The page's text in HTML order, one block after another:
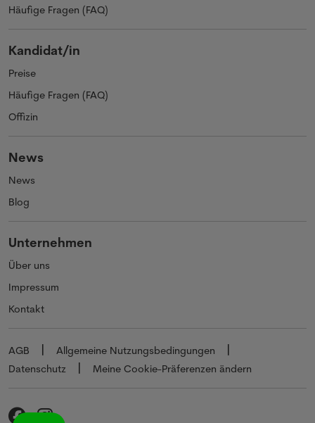
Häufige Fragen (FAQ)
Kandidat/in
Preise
Häufige Fragen (FAQ)
Offizin
News
News
Blog
Unternehmen
Über uns
Impressum
Kontakt
AGB
Allgemeine Nutzungsbedingungen
Datenschutz
Meine Cookie-Präferenzen ändern